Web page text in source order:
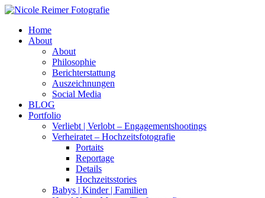
Home
About
About
Philosophie
Berichterstattung
Auszeichnungen
Social Media
BLOG
Portfolio
Verliebt | Verlobt – Engagementshootings
Verheiratet – Hochzeitsfotografie
Portaits
Reportage
Details
Hochzeitsstories
Babys | Kinder | Familien